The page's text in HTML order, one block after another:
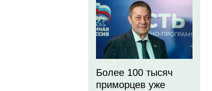
Более 100 тысяч
приморцев уже